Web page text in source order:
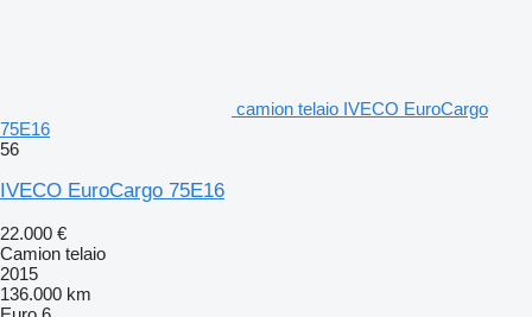
camion telaio IVECO EuroCargo
75E16
56
IVECO EuroCargo 75E16
22.000 €
Camion telaio
2015
136.000 km